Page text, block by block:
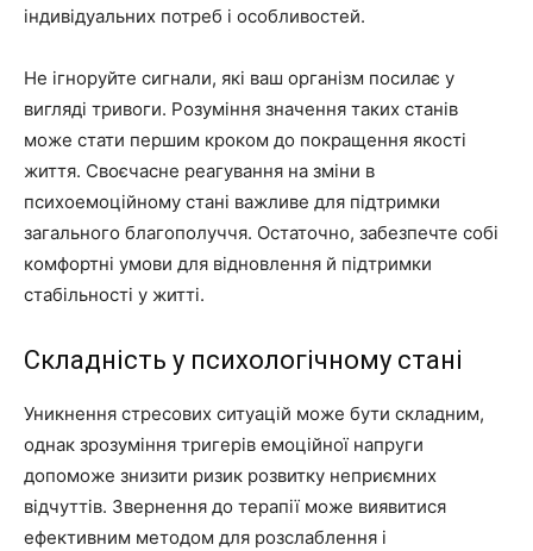
індивідуальних потреб і особливостей.
Не ігноруйте сигнали, які ваш організм посилає у
вигляді тривоги. Розуміння значення таких станів
може стати першим кроком до покращення якості
життя. Своєчасне реагування на зміни в
психоемоційному стані важливе для підтримки
загального благополуччя. Остаточно, забезпечте собі
комфортні умови для відновлення й підтримки
стабільності у житті.
Складність у психологічному стані
Уникнення стресових ситуацій може бути складним,
однак зрозуміння тригерів емоційної напруги
допоможе знизити ризик розвитку неприємних
відчуттів. Звернення до терапії може виявитися
ефективним методом для розслаблення і